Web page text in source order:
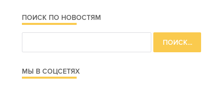
ПОИСК ПО НОВОСТЯМ
МЫ В СОЦСЕТЯХ